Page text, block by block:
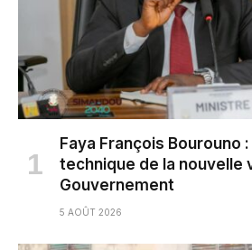
Faya François Bourouno
technique de la nouvelle
Gouvernement
5 AOÛT 2026